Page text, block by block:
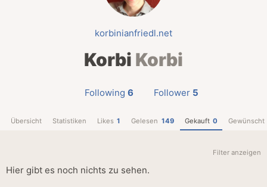
korbinianfriedl.net
Korbi Korbi
Following 6 Follower 5
Übersicht Statistiken Likes 1 Gelesen 149 Gekauft 0 Gewünscht
Filter anzeigen
Hier gibt es noch nichts zu sehen.